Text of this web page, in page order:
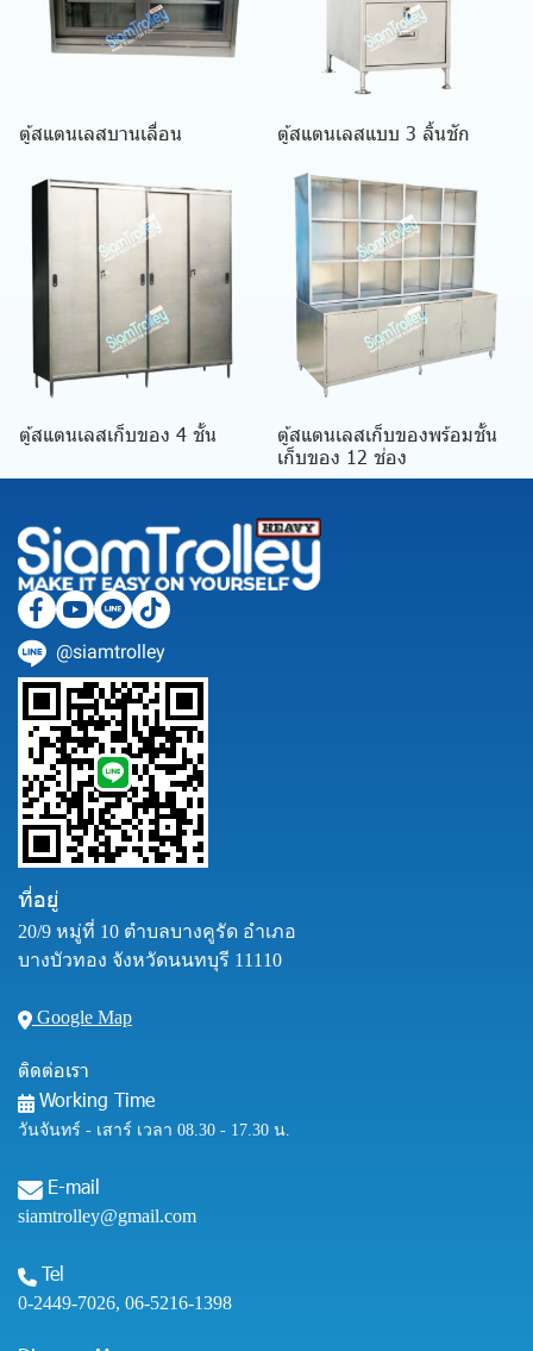
ตู้สแตนเลสบานเลื่อน ตู้สแตนเลสแบบ 3 ลิ้นชัก
ตู้สแตนเลสเก็บของ 4 ชั้น
ตู้สแตนเลสเก็บของพร้อมชั้น
เก็บของ 12 ช่อง
@siamtrolley
ที่อยู่
20/9 หมู่ที่ 10 ตำบลบางคูรัด อำเภอ
บางบัวทอง จังหวัดนนทบุรี 11110
Google Map
ติดต่อเรา
Working Time
วันจันทร์ - เสาร์ เวลา 08.30 - 17.30 น.
E-mail
siamtrolley@gmail.com
Tel
0-2449-7026, 06-5216-1398